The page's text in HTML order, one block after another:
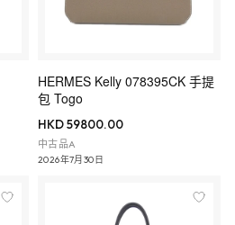
HERMES Kelly 078395CK 手提
包 Togo
HKD 59800.00
中古品A
2026年7月30日